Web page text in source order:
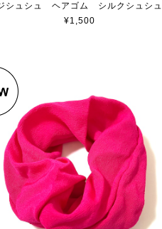
シュシュ ヘアゴム シルクシュシュ
¥1,500